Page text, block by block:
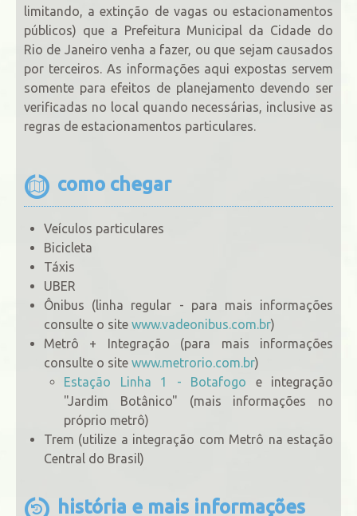
limitando, a extinção de vagas ou estacionamentos
públicos) que a Prefeitura Municipal da Cidade do
Rio de Janeiro venha a fazer, ou que sejam causados
por terceiros. As informações aqui expostas servem
somente para efeitos de planejamento devendo ser
verificadas no local quando necessárias, inclusive as
regras de estacionamentos particulares.
como chegar
Veículos particulares
Bicicleta
Táxis
UBER
Ônibus (linha regular - para mais informações
consulte o site www.vadeonibus.com.br)
Metrô + Integração (para mais informações
consulte o site www.metrorio.com.br)
Estação Linha 1 - Botafogo e integração
"Jardim Botânico" (mais informações no
próprio metrô)
Trem (utilize a integração com Metrô na estação
Central do Brasil)
história e mais informações